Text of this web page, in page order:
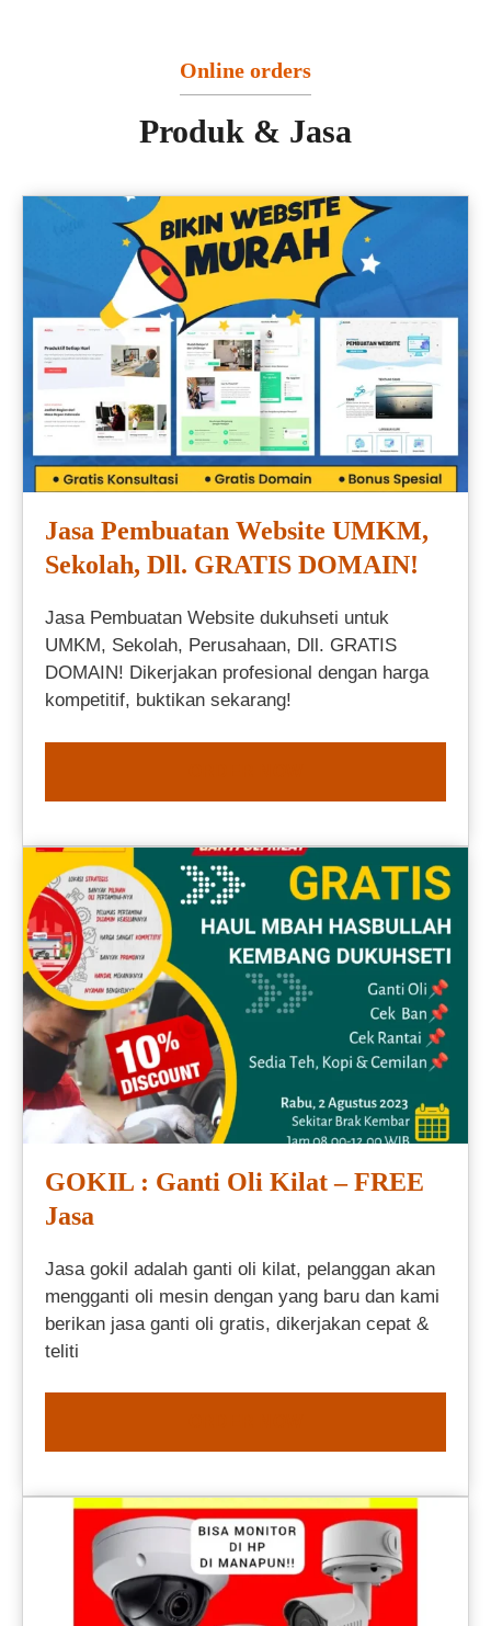
Online orders
Produk & Jasa
Jasa Pembuatan Website UMKM,
Sekolah, Dll. GRATIS DOMAIN!
Jasa Pembuatan Website dukuhseti untuk
UMKM, Sekolah, Perusahaan, Dll. GRATIS
DOMAIN! Dikerjakan profesional dengan harga
kompetitif, buktikan sekarang!
GOKIL : Ganti Oli Kilat – FREE
Jasa
Jasa gokil adalah ganti oli kilat, pelanggan akan
mengganti oli mesin dengan yang baru dan kami
berikan jasa ganti oli gratis, dikerjakan cepat &
teliti